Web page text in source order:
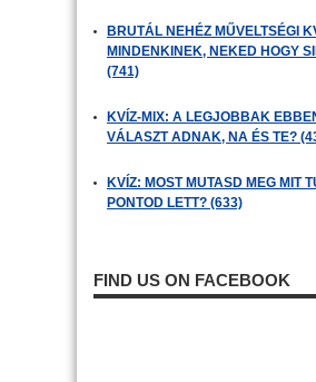
BRUTÁL NEHÉZ MŰVELTSÉGI
MINDENKINEK, NEKED HOGY
(741)
KVÍZ-MIX: A LEGJOBBAK
VÁLASZT ADNAK, NA ÉS TE?
KVÍZ: MOST MUTASD MEG MIT
PONTOD LETT? (633)
FIND US ON FACEBOOK